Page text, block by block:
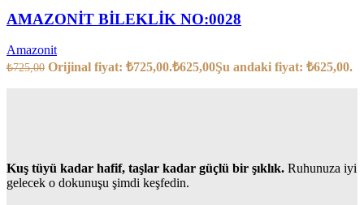
AMAZONİT BİLEKLİK NO:0028
Amazonit
₺725,00 Orijinal fiyat: ₺725,00.₺625,00Şu andaki fiyat: ₺625,00.
Kuş tüyü kadar hafif, taşlar kadar güçlü bir şıklık. Ruhunuza iyi
gelecek o dokunuşu şimdi keşfedin.